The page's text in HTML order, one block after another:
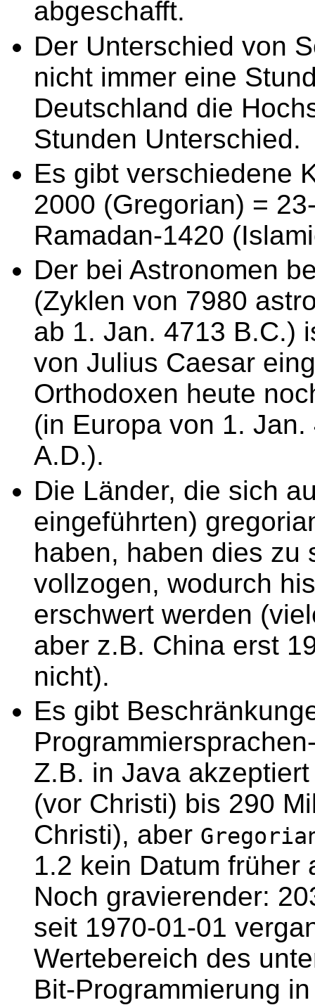
abgeschafft.
Der Unterschied von
nicht immer eine
Deutschland die
Stunden Unterschied.
Es gibt verschiedene
2000 (Gregorian) =
Ramadan-1420
Der bei Astronomen
(Zyklen von 7980
ab 1. Jan. 4713 B.C.)
von Julius Caesar
Orthodoxen heute
(in Europa von 1.
A.D.).
Die Länder, die sich
eingeführten)
haben, haben dies zu
vollzogen, wodurch
erschwert werden
aber z.B. China erst
nicht).
Es gibt
Z.B. in Java
(vor Christi) bis 290
Christi), aber
1.2 kein Datum früher
Noch gravierender:
seit 1970-01-01
Wertebereich des
Bit-Programmierung